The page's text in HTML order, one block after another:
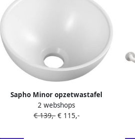
Sapho Minor opzetwastafel
gegoten marmer dia 26cm wit
2 webshops
€ 139,-€ 115,-